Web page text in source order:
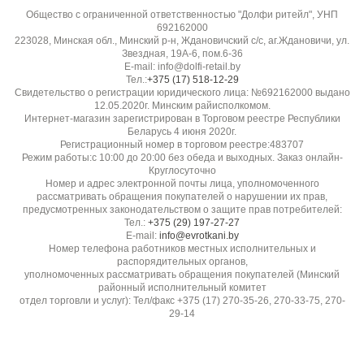
Эластичность:
Гладкость / скользкость:
Удобна в раскрое, не скользит
Прозрачность:
Непрозрачная
Устойчивость к пиллингу:
Высокая, не скатывается
Бренд / производитель:
Diffusione Tessile S.r.l.
Общество с ограниченной ответственностью "Долфи ритейл", УНП
692162000
223028, Минская обл., Минский р-н, Ждановичский с/с, аг.Ждановичи, ул.
Звездная, 19А-6, пом.6-36
E-mail: info@dolfi-retail.by
Тел.:+375 (17) 518-12-29
Свидетельство о регистрации юридического лица: №692162000 выдано
12.05.2020г. Минским райисполкомом.
Интернет-магазин зарегистрирован в Торговом реестре Республики
Беларусь 4 июня 2020г.
Регистрационный номер в торговом реестре:483707
Режим работы:с 10:00 до 20:00 без обеда и выходных. Заказ онлайн-
Круглосуточно
Номер и адрес электронной почты лица, уполномоченного
рассматривать обращения покупателей о нарушении их прав,
предусмотренных законодательством о защите прав потребителей:
Тел.: +375 (29) 197-27-27
E-mail: info@evrotkani.by
Номер телефона работников местных исполнительных и
распорядительных органов,
уполномоченных рассматривать обращения покупателей (Минский
районный исполнительный комитет
отдел торговли и услуг): Тел/факс +375 (17) 270-35-26, 270-33-75, 270-
29-14